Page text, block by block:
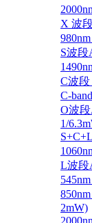
X 波
S波段
C波
C-
O波
1/
L波段
2mW)